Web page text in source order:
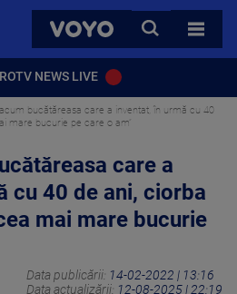
VOYO
CAUTA
TOATE
NEWS LIVE
bucătăreasa care a inventat, în urmă cu 40
mare bucurie pe care o am”
care a
cu 40 de ani, ciorba
mai mare bucurie
Data publicării: 14-02-2022 | 13:16
Data actualizării: 12-08-2025 | 22:19